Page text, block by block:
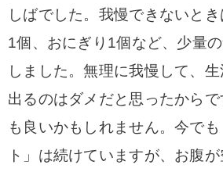
しばでした。我慢できないと
1個、おにぎり1個など、少量
しました。無理に我慢して、
出るのはダメだと思ったから
も良いかもしれません。今で
ト」は続けていますが、お腹